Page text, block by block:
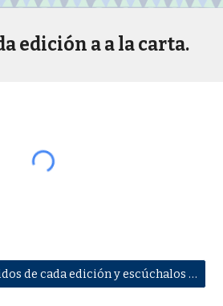
edición a a la carta.
Consulta los contenidos de cada edición y escúchalos a la carta en iVoox